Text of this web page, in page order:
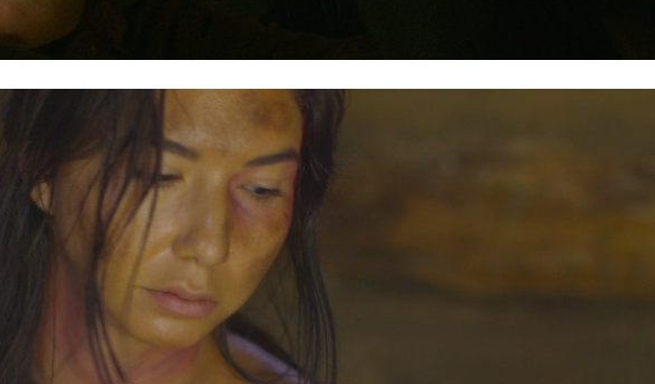
Heaven and Earth; A Ritual